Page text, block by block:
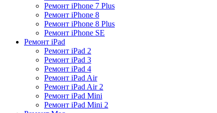
Ремонт iPhone 7 Plus
Ремонт iPhone 8
Ремонт iPhone 8 Plus
Ремонт iPhone SE
Ремонт iPad
Ремонт iPad 2
Ремонт iPad 3
Ремонт iPad 4
Ремонт iPad Air
Ремонт iPad Air 2
Ремонт iPad Mini
Ремонт iPad Mini 2